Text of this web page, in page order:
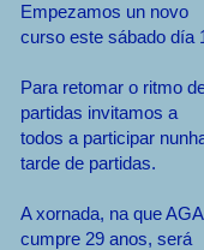
Empezamos un novo
curso este sábado día
Para retomar o ritmo
partidas invitamos a
todos a participar
tarde de partidas.
A xornada, na que
cumpre 29 anos, será